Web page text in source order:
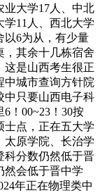
业大学17人、中北
学11人、西北大学
以6为从，有少量
，其余十几栋宿舍
这是山西考生很正
中城市查询方针院
中只要山西电子科
！00~23！30按
士点，正在五大学
太原学院、长治学
科分数仍然低于晋
然会低于晋中学
年正在物理类中